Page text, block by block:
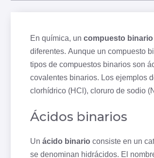
En química, un compuesto binario
diferentes. Aunque un compuesto
tipos de compuestos binarios son
covalentes binarios. Los ejemplos
clorhídrico (HCl), cloruro de sodio
Ácidos binarios
Un ácido binario consiste en un
se denominan hidrácidos. El